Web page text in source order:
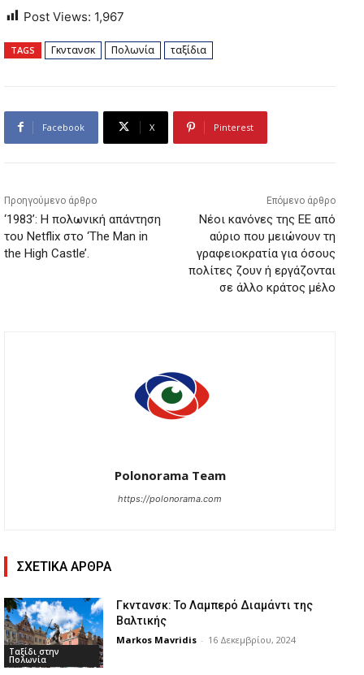
Post Views: 1,967
TAGS Γκντανσκ Πολωνία ταξίδια
Facebook X Pinterest
Προηγούμενο άρθρο
‘1983’: Η πολωνική απάντηση
του Netflix στο ‘The Man in
the High Castle’.
Επόμενο άρθρο
Νέοι κανόνες της ΕΕ από
αύριο που μειώνουν τη
γραφειοκρατία για όσους
πολίτες ζουν ή εργάζονται
σε άλλο κράτος μέλο
Polonorama Team
https://polonorama.com
ΣΧΕΤΙΚΑ ΑΡΘΡΑ
Ταξίδι στην
Πολωνία
Γκντανσκ: Το Λαμπερό Διαμάντι της
Βαλτικής
Markos Mavridis - 16 Δεκεμβρίου, 2024